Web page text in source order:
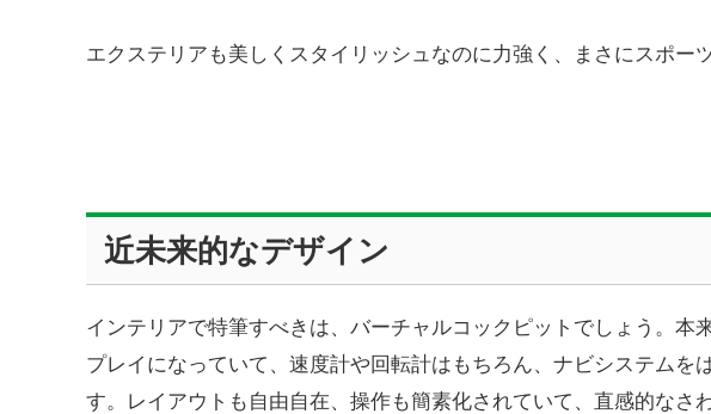
エクステリアも美しくスタイリッシュなのに力強く、まさにスポー
近未来的なデザイン
インテリアで特筆すべきは、バーチャルコックピットでしょう。
プレイになっていて、速度計や回転計はもちろん、ナビシステム
す。レイアウトも自由自在、操作も簡素化されていて、直感的なさ